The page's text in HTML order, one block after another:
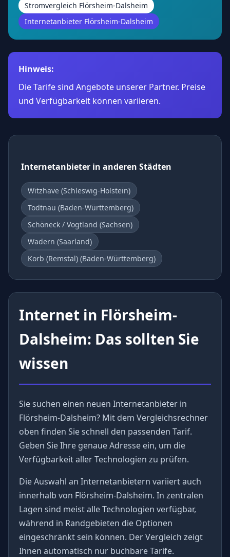
Stromvergleich Flörsheim-Dalsheim
Internetanbieter Flörsheim-Dalsheim
Hinweis:
Die Tarife sind Angebote unserer Partner. Preise
und Verfügbarkeit können variieren.
Internetanbieter in anderen Städten
Witzhave (Schleswig-Holstein)
Todtnau (Baden-Württemberg)
Schöneck / Vogtland (Sachsen)
Wadern (Saarland)
Korb (Remstal) (Baden-Württemberg)
Internet in Flörsheim-
Dalsheim: Das sollten Sie
wissen
Sie suchen einen neuen Internetanbieter in
Flörsheim-Dalsheim? Mit dem Vergleichsrechner
oben finden Sie schnell den passenden Tarif.
Geben Sie Ihre genaue Adresse ein, um die
Verfügbarkeit aller Technologien zu prüfen.
Die Auswahl an Internetanbietern variiert auch
innerhalb von Flörsheim-Dalsheim. In zentralen
Lagen sind meist alle Technologien verfügbar,
während in Randgebieten die Optionen
eingeschränkt sein können. Der Vergleich zeigt
Ihnen automatisch nur buchbare Tarife.